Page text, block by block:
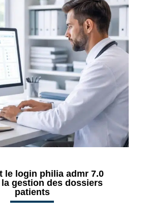
le login philia admr 7.0
gestion des dossiers
patients